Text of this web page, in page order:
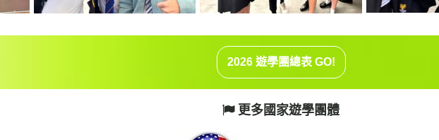
2026 遊學團總表 GO!
 更多國家遊學團體